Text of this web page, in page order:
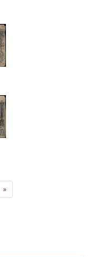
最
終
»